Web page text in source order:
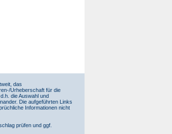
das
Urheberschaft für die
die Auswahl und
Die aufgeführten Links
Informationen nicht
prüfen und ggf.